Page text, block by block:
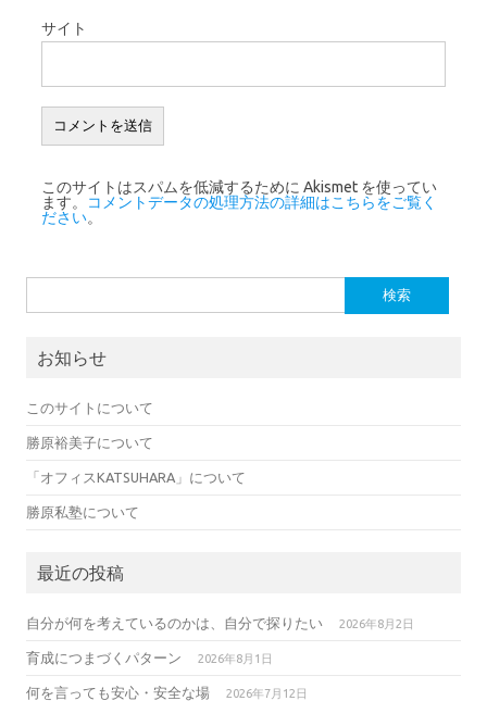
サイト
このサイトはスパムを低減するために Akismet を使ってい
ます。
コメントデータの処理方法の詳細はこちらをご覧く
ださい。
お知らせ
このサイトについて
勝原裕美子について
「オフィスKATSUHARA」について
勝原私塾について
最近の投稿
自分が何を考えているのかは、自分で探りたい 2026年8月2日
育成につまづくパターン 2026年8月1日
何を言っても安心・安全な場 2026年7月12日